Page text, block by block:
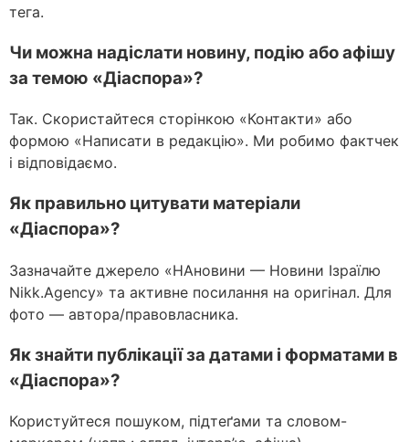
тега.
Чи можна надіслати новину, подію або афішу
за темою «Діаспора»?
Так. Скористайтеся сторінкою «Контакти» або
формою «Написати в редакцію». Ми робимо фактчек
і відповідаємо.
Як правильно цитувати матеріали
«Діаспора»?
Зазначайте джерело «НАновини — Новини Ізраїлю
Nikk.Agency» та активне посилання на оригінал. Для
фото — автора/правовласника.
Як знайти публікації за датами і форматами в
«Діаспора»?
Користуйтеся пошуком, підтеґами та словом-